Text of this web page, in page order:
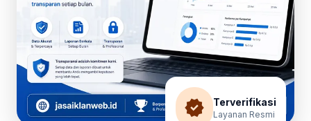
verified Terverifikasi
Layanan Resmi